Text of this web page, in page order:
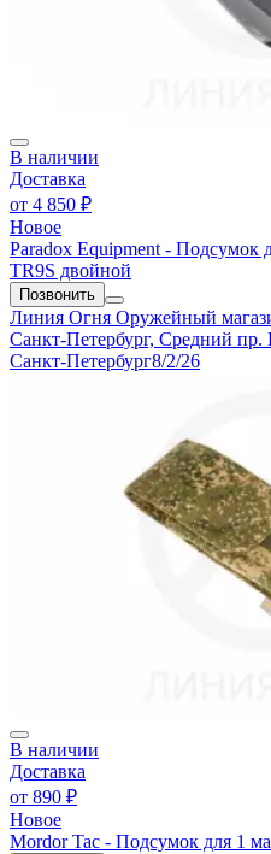
В наличии
Доставка
от 4 850 ₽
Новое
Paradox Equipment - Подсумок
TR9S двойной
Позвонить
Линия Огня Оружейный
Санкт-Петербург, Средний
Санкт-Петербург8/2/26
В наличии
Доставка
от 890 ₽
Новое
Mordor Tac - Подсумок для 1